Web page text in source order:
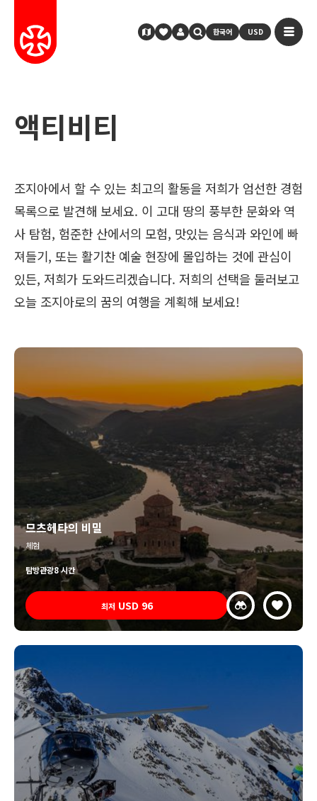
한국어 USD
액티비티
조지아에서 할 수 있는 최고의 활동을 저희가 엄선한 경험
목록으로 발견해 보세요. 이 고대 땅의 풍부한 문화와 역
사 탐험, 험준한 산에서의 모험, 맛있는 음식과 와인에 빠
져들기, 또는 활기찬 예술 현장에 몰입하는 것에 관심이
있든, 저희가 도와드리겠습니다. 저희의 선택을 둘러보고
오늘 조지아로의 꿈의 여행을 계획해 보세요!
므츠헤타의 비밀
체험
탐방관광8 시간
최저 USD 96